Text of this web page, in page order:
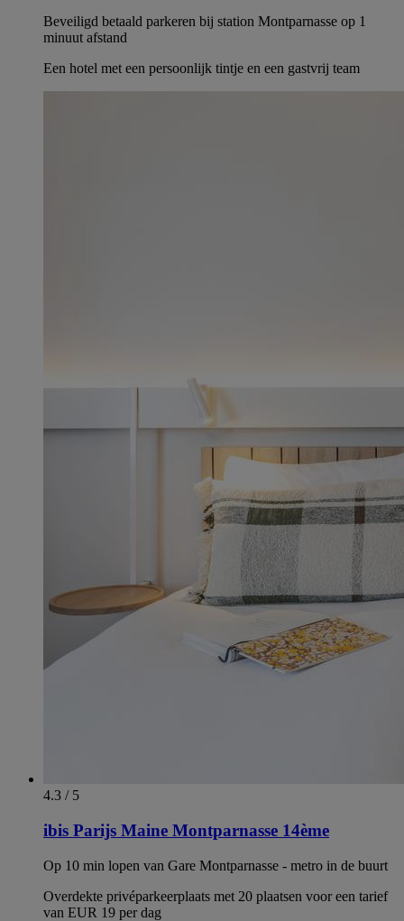
Beveiligd betaald parkeren bij station Montparnasse op 1
minuut afstand
Een hotel met een persoonlijk tintje en een gastvrij team
4.3 / 5
ibis Parijs Maine Montparnasse 14ème
Op 10 min lopen van Gare Montparnasse - metro in de buurt
Overdekte privéparkeerplaats met 20 plaatsen voor een tarief
van EUR 19 per dag